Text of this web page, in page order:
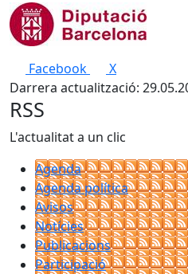
Facebook
X
Darrera actualització:
RSS
L'actualitat a un clic
Agenda
Agenda política
Avisos
Notícies
Publicacions
Participació